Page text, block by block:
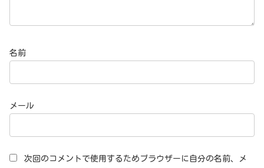
名前
メール
次回のコメントで使用するためブラウザーに自分の名前、メ